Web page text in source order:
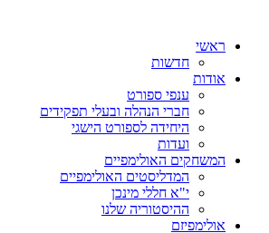
ראשי
חדשות
אודות
ענפי ספורט
חברי הנהלה ובעלי תפקידים
היחידה לספורט הישגי
ועדות
המשחקים האולימפיים
המדליסטים האולימפיים
י"א חללי מינכן
ההיסטוריה שלנו
אולימפיזם